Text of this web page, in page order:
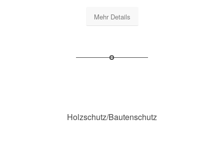
Mehr Details
Holzschutz/Bautenschutz